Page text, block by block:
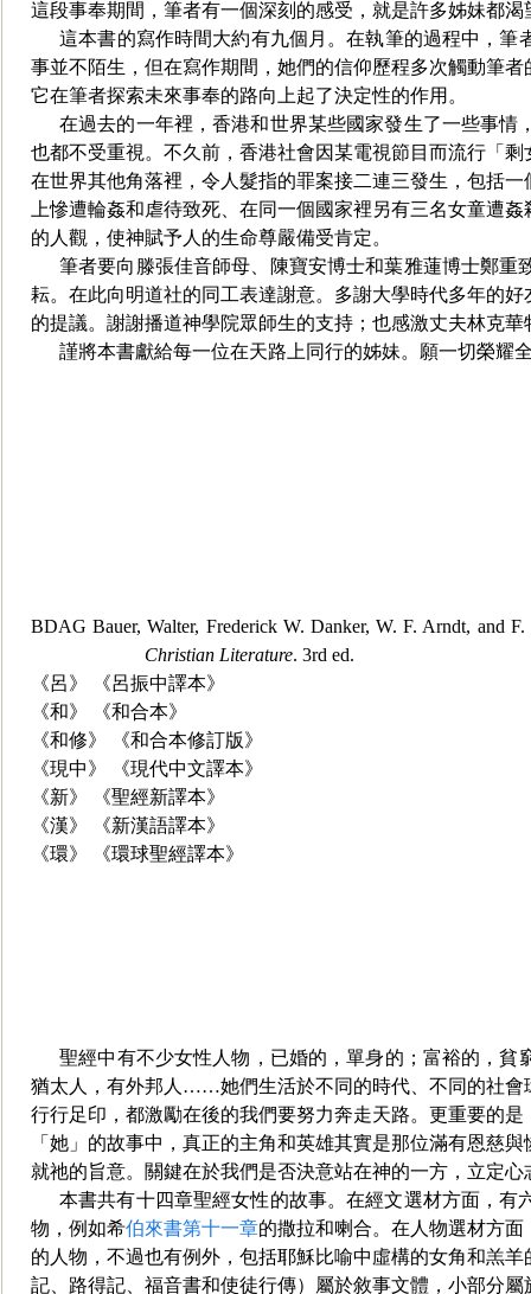
這段事奉期間，筆者有一個深刻的感受，就是許多姊妹都
這本書的寫作時間大約有九個月。在執筆的過程中，
事並不陌生，但在寫作期間，她們的信仰歷程多次觸動筆
它在筆者探索未來事奉的路向上起了決定性的作用。
在過去的一年裡，香港和世界某些國家發生了一些事
也都不受重視。不久前，香港社會因某電視節目而流行「
在世界其他角落裡，令人髮指的罪案接二連三發生，包括
上慘遭輪姦和虐待致死、 在同一個國家裡另有三名女童遭
的人觀，使神賦予人的生命尊嚴備受肯定。
筆者要向滕張佳音師母、陳寶安博士和葉雅蓮博士鄭
耘。在此向明道社的同工表達謝意。多謝大學時代多年的好
的提議。謝謝播道神學院眾師生的支持；也感激丈夫林克華
謹將本書獻給每一位在天路上同行的姊妹。願一切榮耀
BDAG Bauer, Walter, Frederick W. Danker, W. F. Arndt, and
Christian Literature. 3rd ed.
《呂》 《呂振中譯本》
《和》 《和合本》
《和修》 《和合本修訂版》
《現中》 《現代中文譯本》
《新》 《聖經新譯本》
《漢》 《新漢語譯本》
《環》 《環球聖經譯本》
聖經中有不少女性人物，已婚的，單身的；富裕的，
猶太人，有外邦人……她們生活於不同的時代、不同的社會
行行足印，都激勵在後的我們要努力奔走天路。更重要的
「她」的故事中，真正的主角和英雄其實是那位滿有恩慈
就祂的旨意。關鍵在於我們是否決意站在神的一方，立定
本書共有十四章聖經女性的故事。在經文選材方面，
物，例如希伯來書第十一章的撒拉和喇合。在人物選材方
的人物，不過也有例外，包括耶穌比喻中虛構的女角和羔
記、路得記、福音書和使徒行傳）屬於敘事文體，小部分屬